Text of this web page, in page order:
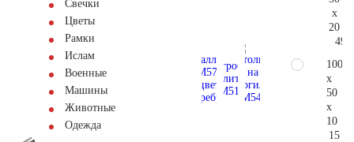
Свечки
Цветы
Рамки
Ислам
Военные
Машины
Животные
Одежда
x
20
100
x
50
x
10
15